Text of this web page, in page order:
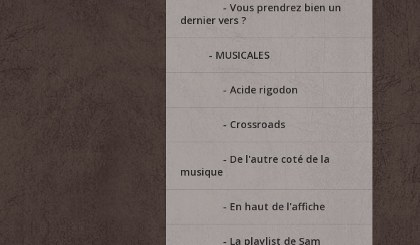
Vous prendrez bien un
dernier vers ?
MUSICALES
Acide rigodon
Crossroads
De l'autre coté de la
musique
En haut de l'affiche
La playlist de Sam